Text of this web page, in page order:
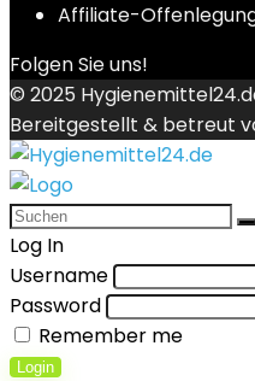
Affiliate-
Folgen Sie uns!
© 2025
Bereitgestellt & betreut
Log In
Username
Password
Remember me
Login